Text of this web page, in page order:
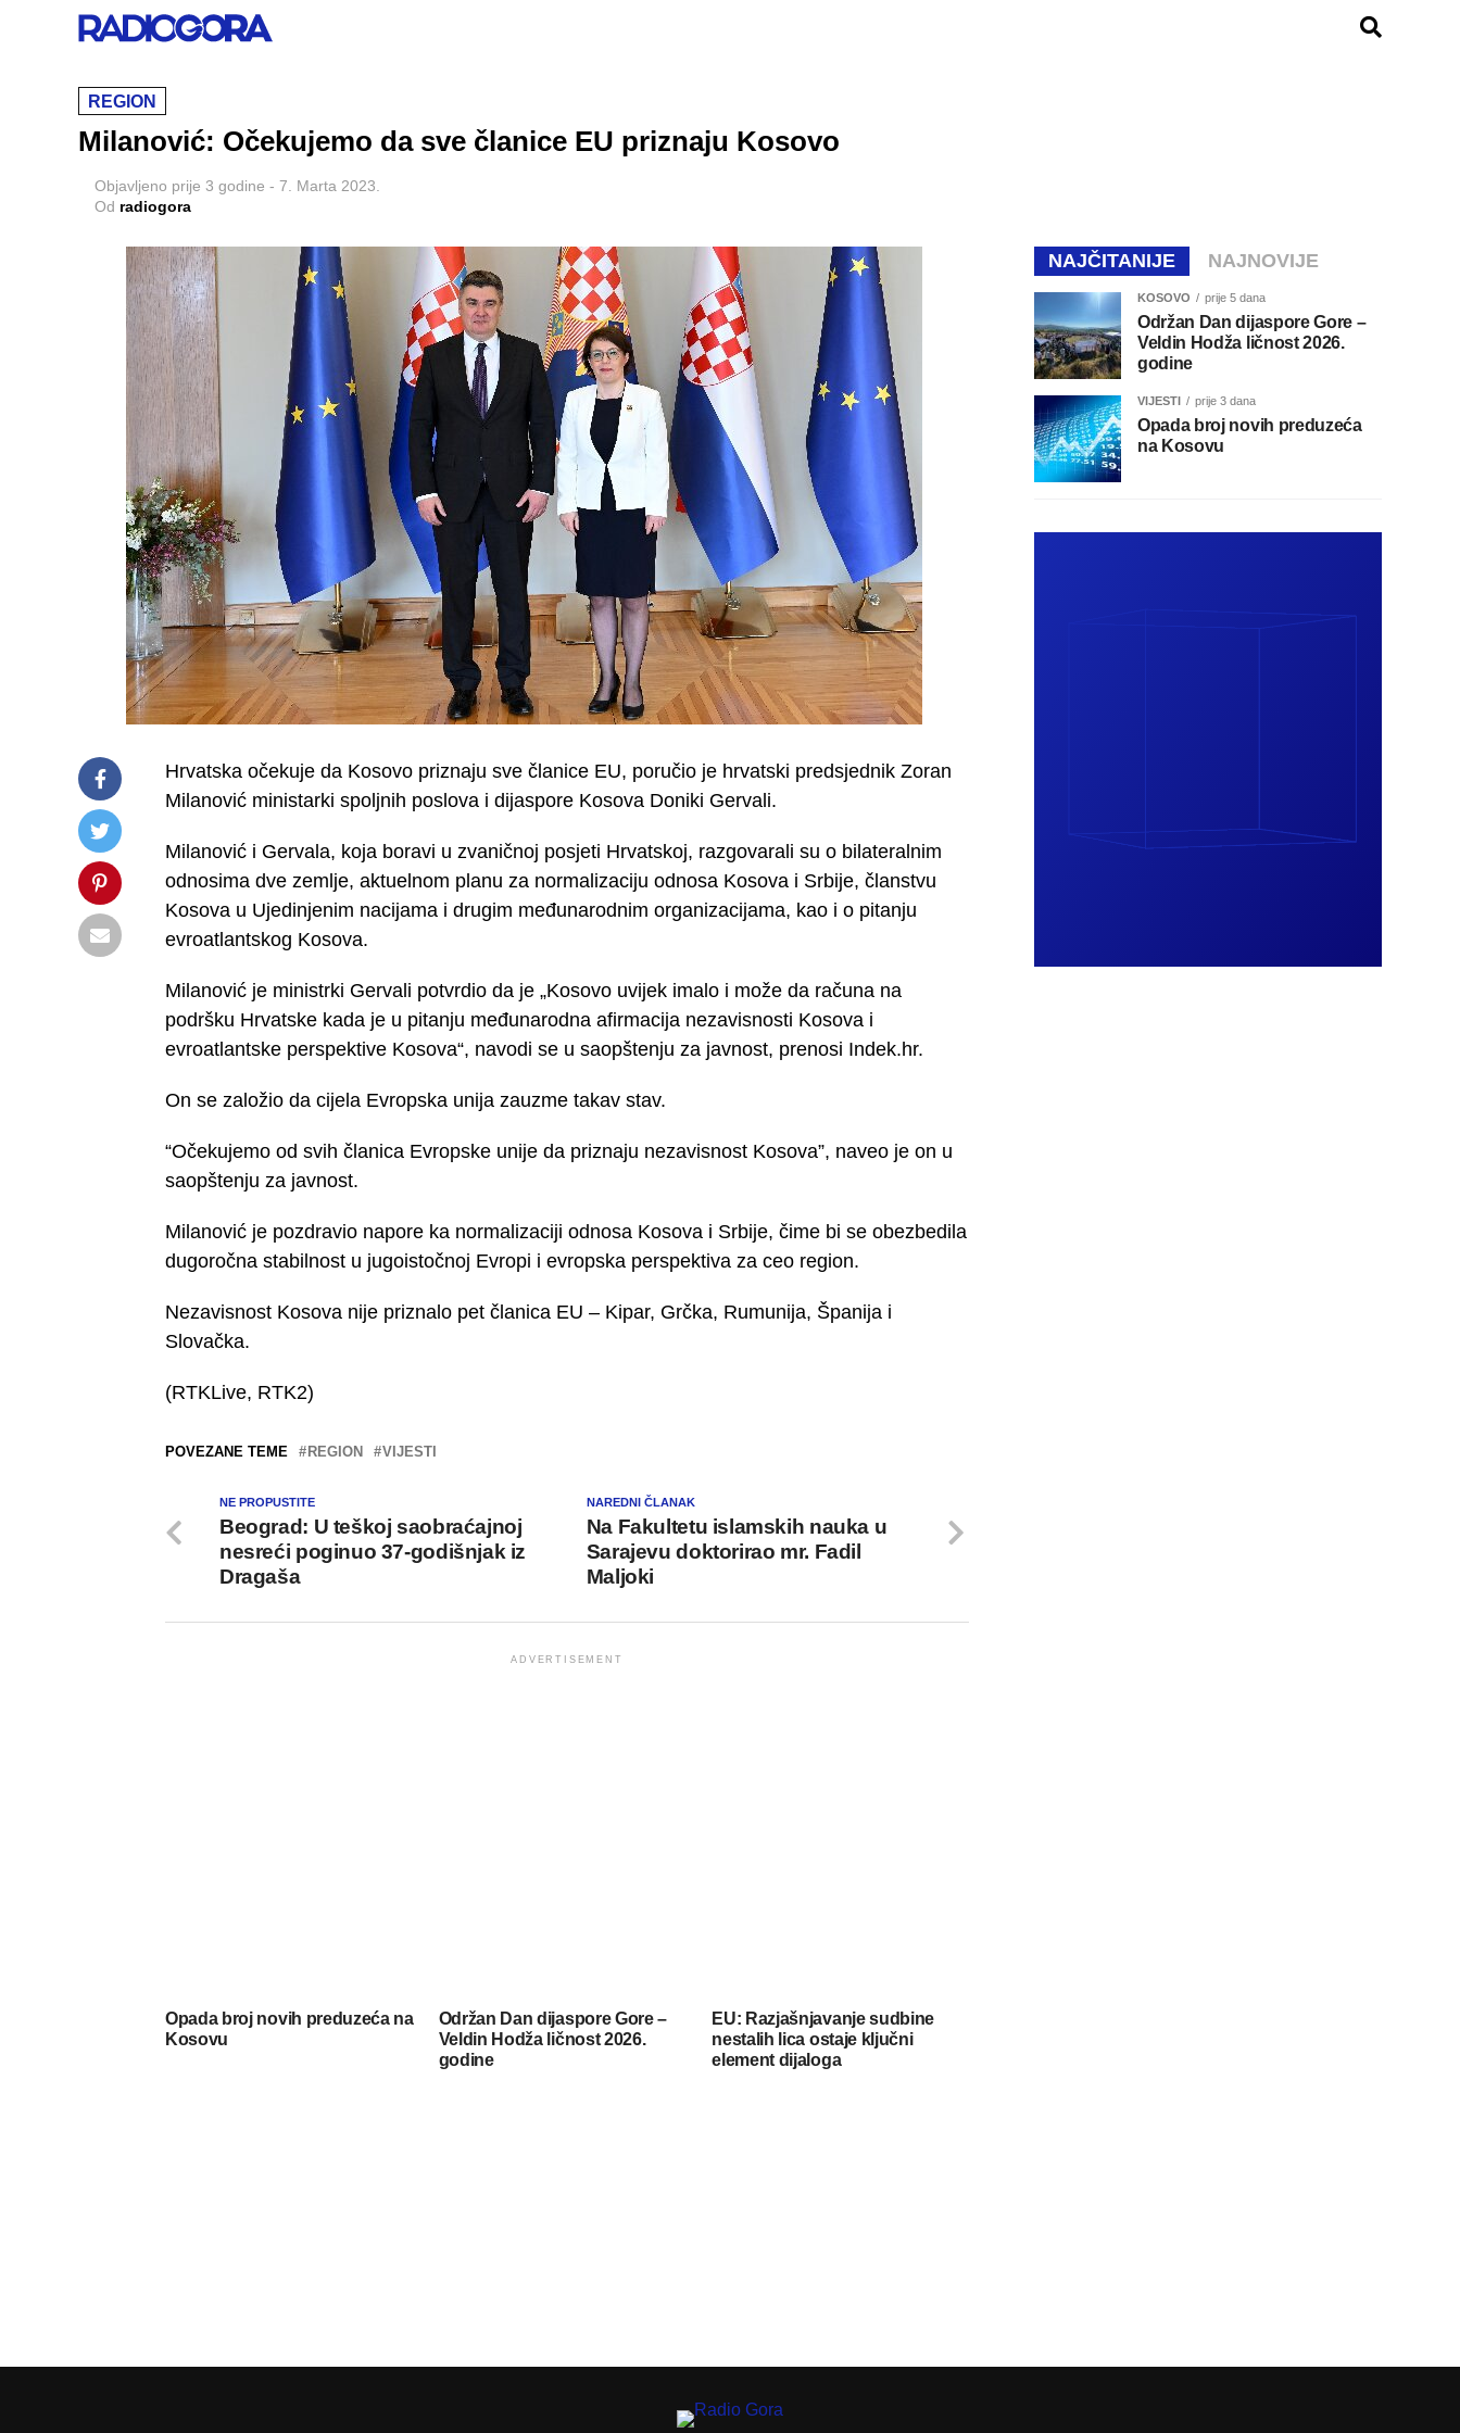
REGION
Milanović: Očekujemo da sve članice EU priznaju Kosovo
Objavljeno prije 3 godine - 7. Marta 2023.
Od radiogora
Hrvatska očekuje da Kosovo priznaju sve članice EU, poručio je hrvatski predsjednik Zoran
Milanović ministarki spoljnih poslova i dijaspore Kosova Doniki Gervali.
Milanović i Gervala, koja boravi u zvaničnoj posjeti Hrvatskoj, razgovarali su o bilateralnim
odnosima dve zemlje, aktuelnom planu za normalizaciju odnosa Kosova i Srbije, članstvu
Kosova u Ujedinjenim nacijama i drugim međunarodnim organizacijama, kao i o pitanju
evroatlantskog Kosova.
Milanović je ministrki Gervali potvrdio da je „Kosovo uvijek imalo i može da računa na
podršku Hrvatske kada je u pitanju međunarodna afirmacija nezavisnosti Kosova i
evroatlantske perspektive Kosova“, navodi se u saopštenju za javnost, prenosi Indek.hr.
On se založio da cijela Evropska unija zauzme takav stav.
“Očekujemo od svih članica Evropske unije da priznaju nezavisnost Kosova”, naveo je on u
saopštenju za javnost.
Milanović je pozdravio napore ka normalizaciji odnosa Kosova i Srbije, čime bi se obezbedila
dugoročna stabilnost u jugoistočnoj Evropi i evropska perspektiva za ceo region.
Nezavisnost Kosova nije priznalo pet članica EU – Kipar, Grčka, Rumunija, Španija i
Slovačka.
(RTKLive, RTK2)
POVEZANE TEME REGION VIJESTI
NAREDNI ČLANAK
Na Fakultetu islamskih nauka u
Sarajevu doktorirao mr. Fadil
Maljoki
NE PROPUSTITE
Beograd: U teškoj saobraćajnoj
nesreći poginuo 37-godišnjak iz
Dragaša
ADVERTISEMENT
Opada broj novih preduzeća na
Kosovu
Održan Dan dijaspore Gore –
Veldin Hodža ličnost 2026.
godine
EU: Razjašnjavanje sudbine
nestalih lica ostaje ključni
element dijaloga
NAJČITANIJE NAJNOVIJE
KOSOVO prije 5 dana
Održan Dan dijaspore Gore –
Veldin Hodža ličnost 2026.
godine
VIJESTI prije 3 dana
Opada broj novih preduzeća
na Kosovu